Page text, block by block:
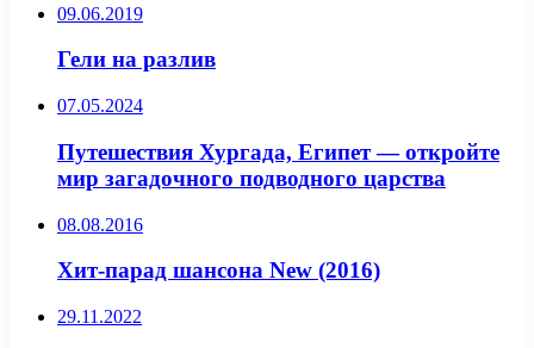
09.06.2019
Гели на разлив
07.05.2024
Путешествия Хургада, Египет — откройте
мир загадочного подводного царства
08.08.2016
Хит-парад шансона New (2016)
29.11.2022